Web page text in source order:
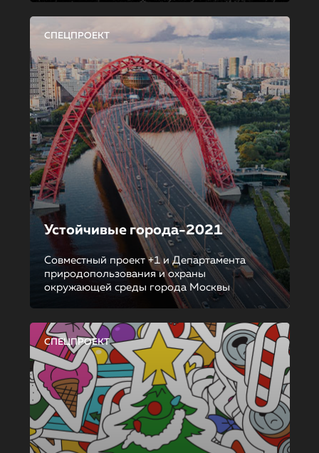
СПЕЦПРОЕКТ
Устойчивые города-2021
Совместный проект +1 и Департамента
природопользования и охраны
окружающей среды города Москвы
СПЕЦПРОЕКТ